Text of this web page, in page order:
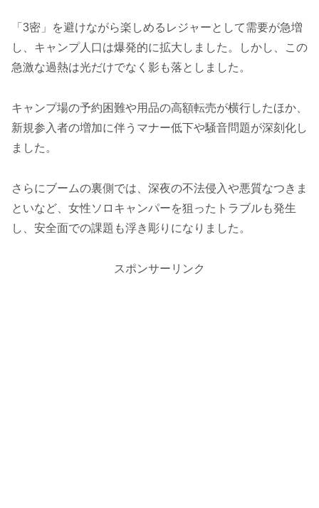
「3密」を避けながら楽しめるレジャーとして需要が急増
し、キャンプ人口は爆発的に拡大しました。しかし、この
急激な過熱は光だけでなく影も落としました。
キャンプ場の予約困難や用品の高額転売が横行したほか、
新規参入者の増加に伴うマナー低下や騒音問題が深刻化し
ました。
さらにブームの裏側では、深夜の不法侵入や悪質なつきま
といなど、女性ソロキャンパーを狙ったトラブルも発生
し、安全面での課題も浮き彫りになりました。
スポンサーリンク